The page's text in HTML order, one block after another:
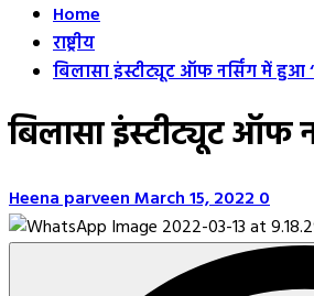
Home
राष्ट्रीय
बिलासा इंस्टीट्यूट ऑफ नर्सिंग में हुआ
बिलासा इंस्टीट्यूट ऑफ
Heena parveenMarch 15, 20220